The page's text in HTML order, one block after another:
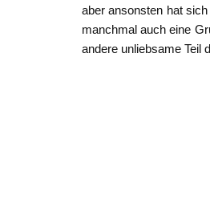
aber ansonsten hat
manchmal auch eine
andere unliebsame Teil